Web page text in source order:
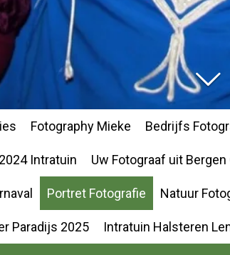
Fotography Mieke Bedrijfs
Intratuin Uw Fotograaf uit
Portret Fotografie Natuur
Paradijs 2025 Intratuin Halsteren